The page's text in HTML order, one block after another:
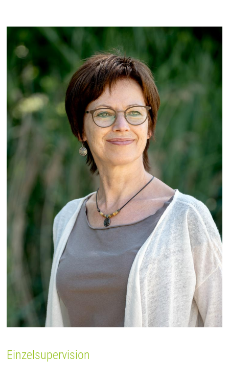
Einzelsupervision